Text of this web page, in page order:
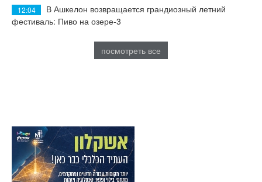
12:04
В Ашкелон возвращается грандиозный летний
фестиваль: Пиво на озере-3
посмотреть все